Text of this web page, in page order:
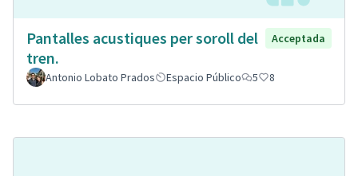
Pantalles acustiques per soroll del
tren.
Acceptada
Antonio Lobato Prados Espacio Público 5 8